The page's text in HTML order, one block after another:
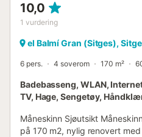
10,0
1 vurdering
el Balmí Gran (Sitges),
6 pers. 4 soverom 170 m²
Badebasseng, WLAN,
TV, Hage, Sengetøy,
Måneskinn Sjøutsikt
på 170 m2, nylig renovert